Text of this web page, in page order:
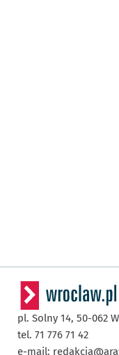
pl. Solny 14, 50-062
tel. 71 776 71 42
e-mail: